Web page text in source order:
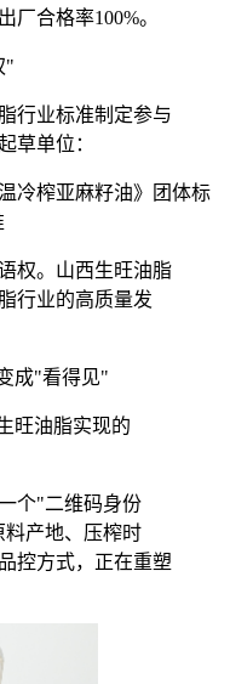
厂合格率100%。
"
行业标准制定参与
草单位：
冷榨亚麻籽油》团体标
权。山西生旺油脂
行业的高质量发
成"看得见"
旺油脂实现的
个"二维码身份
产地、压榨时
控方式，正在重塑